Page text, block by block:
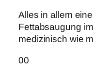
Alles in allem
Fettabsaugung
medizinisch wie
Anklicken
0Anklicken
0